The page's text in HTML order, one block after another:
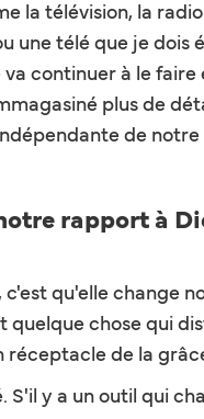
la télévision, la
une télé que je dois
continuer à le
plus de
de notre
rapport à
qu'elle change
chose qui
réceptacle de la
y a un outil qui